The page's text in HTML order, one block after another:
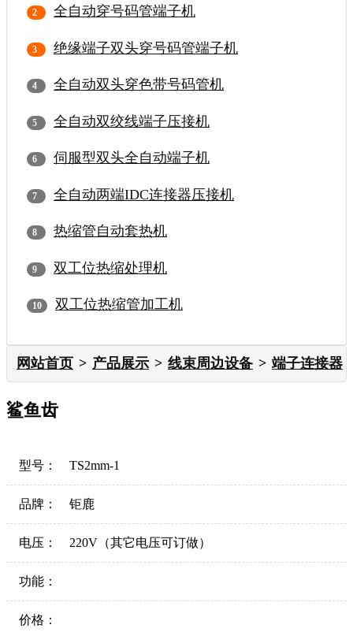
全自动穿号码管端子机
绝缘端子双头穿号码管端子机
全自动双头穿色带号码管机
全自动双绞线端子压接机
伺服型双头全自动端子机
全自动两端IDC连接器压接机
热缩管自动套热机
双工位热缩处理机
双工位热缩管加工机
网站首页 产品展示 线束周边设备 端子连接器
鲨鱼齿
型号： TS2mm-1
品牌： 钜鹿
电压： 220V（其它电压可订做）
功能：
价格：